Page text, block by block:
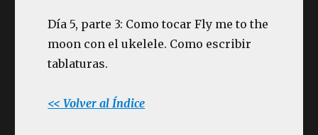
Día 5, parte 3: Como tocar Fly me to the
moon con el ukelele. Como escribir
tablaturas.
<< Volver al Índice